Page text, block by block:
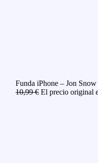
Funda iPhone – Jon Snow
10,99€ El precio original